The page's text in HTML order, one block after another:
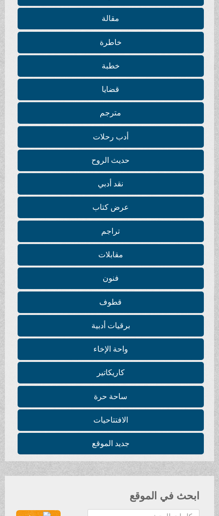
مقالة
خاطرة
خطبة
قضايا
مترجم
أدب رحلات
حديث الروح
نقد أدبي
عرض كتاب
تراجم
مقابلات
فنون
قطوف
برقيات أدبية
واحة الإخاء
كاريكاتير
ساحة حرة
الافتتاحيات
جديد الموقع
ابحث في الموقع